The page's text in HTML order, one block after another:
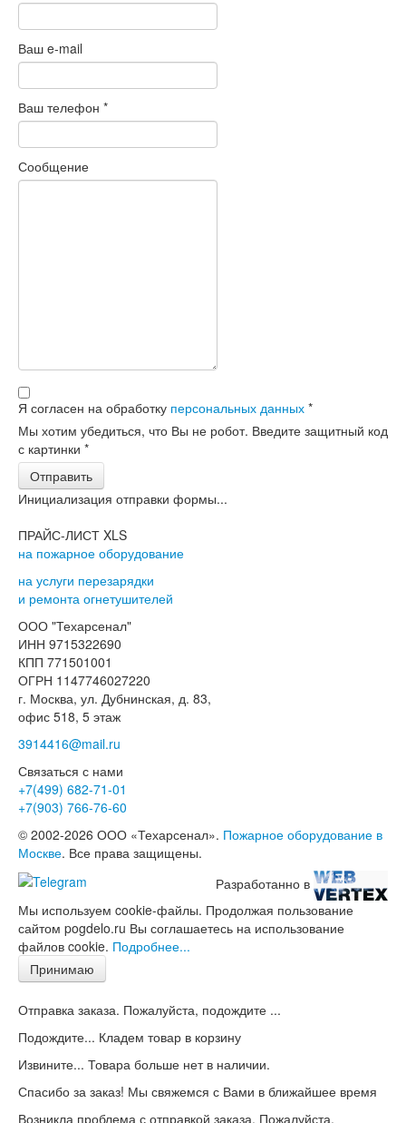
Ваш e-mail
Ваш телефон *
Сообщение
Я согласен на обработку персональных данных *
Мы хотим убедиться, что Вы не робот. Введите защитный код
с картинки *
Отправить
Инициализация отправки формы...
ПРАЙС-ЛИСТ XLS
на пожарное оборудование
на услуги перезарядки
и ремонта огнетушителей
ООО "Техарсенал"
ИНН 9715322690
КПП 771501001
ОГРН 1147746027220
г. Москва, ул. Дубнинская, д. 83,
офис 518, 5 этаж
3914416@mail.ru
Связаться с нами
+7(499) 682-71-01
+7(903) 766-76-60
© 2002-2026 ООО «Техарсенал». Пожарное оборудование в
Москве. Все права защищены.
Разработанно в
Мы используем cookie-файлы. Продолжая пользование
сайтом pogdelo.ru Вы соглашаетесь на использование
файлов cookie. Подробнее...
Принимаю
Отправка заказа. Пожалуйста, подождите ...
Подождите... Кладем товар в корзину
Извините... Товара больше нет в наличии.
Спасибо за заказ! Мы свяжемся с Вами в ближайшее время
Возникла проблема с отправкой заказа. Пожалуйста,